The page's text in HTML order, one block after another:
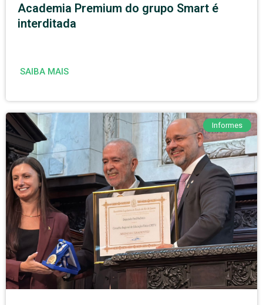
Academia Premium do grupo Smart é
interditada
SAIBA MAIS
Informes